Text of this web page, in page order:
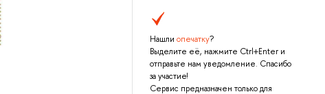
Нашли опечатку?
Выделите её, нажмите Ctrl+Enter и
отправьте нам уведомление. Спасибо
за участие!
Сервис предназначен только для